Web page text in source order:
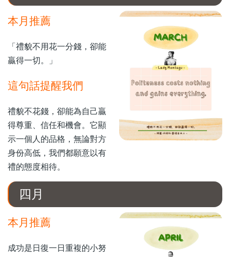
本月推薦
「禮貌不用花一分錢，卻能
贏得一切。」
這句話提醒我們
禮貌不花錢，卻能為自己贏
得尊重、信任和機會。它顯
示一個人的品格，無論對方
身份高低，我們都願意以有
禮的態度相待。
四月
本月推薦
成功是日復一日重複的小努